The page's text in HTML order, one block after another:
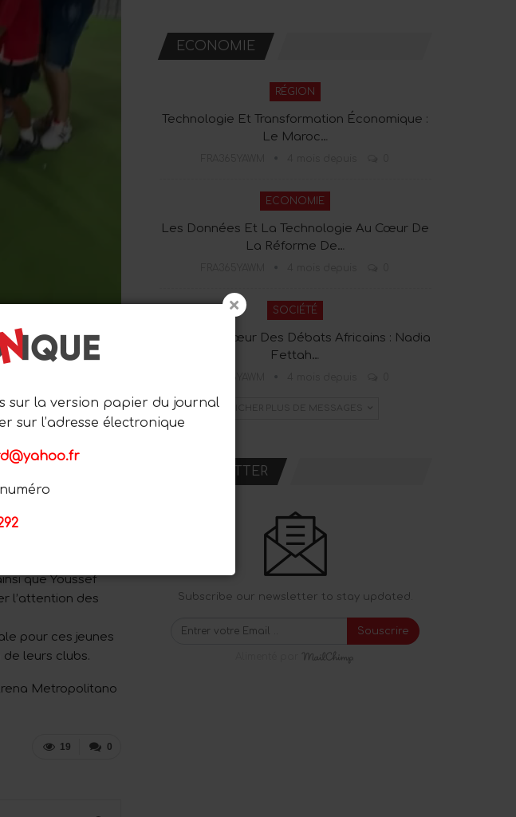
que Youssef
l’attention des
pour ces jeunes
leurs clubs.
Metropolitano
0
19
ECONOMIE
RÉGION
Technologie Et Transformation Économique :
Le Maroc…
ECONOMIE
Les Données Et La Technologie Au Cœur De
La Réforme De…
SOCIÉTÉ
Tanger Au Cœur Des Débats Africains : Nadia
Fettah…
AFFICHER PLUS DE MESSAGES
NEWSLETTER
Subscribe our newsletter to stay updated.
Souscrire
sur la version papier du journal
sur l’adresse électronique